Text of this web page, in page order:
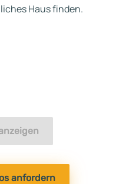
Haus finden.
anfordern